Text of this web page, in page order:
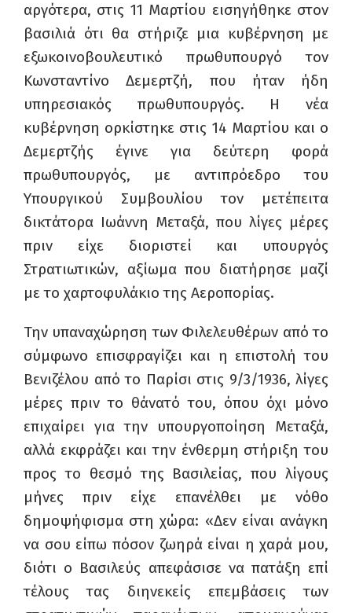
αργότερα, στις 11 Μαρτίου εισηγήθηκε στον
βασιλιά ότι θα στήριζε μια κυβέρνηση με
εξωκοινοβουλευτικό πρωθυπουργό τον
Κωνσταντίνο Δεμερτζή, που ήταν ήδη
υπηρεσιακός πρωθυπουργός. Η νέα
κυβέρνηση ορκίστηκε στις 14 Μαρτίου και ο
Δεμερτζής έγινε για δεύτερη φορά
πρωθυπουργός, με αντιπρόεδρο του
Υπουργικού Συμβουλίου τον μετέπειτα
δικτάτορα Ιωάννη Μεταξά, που λίγες μέρες
πριν είχε διοριστεί και υπουργός
Στρατιωτικών, αξίωμα που διατήρησε μαζί
με το χαρτοφυλάκιο της Αεροπορίας.
Την υπαναχώρηση των Φιλελευθέρων από το
σύμφωνο επισφραγίζει και η επιστολή του
Βενιζέλου από το Παρίσι στις 9/3/1936, λίγες
μέρες πριν το θάνατό του, όπου όχι μόνο
επιχαίρει για την υπουργοποίηση Μεταξά,
αλλά εκφράζει και την ένθερμη στήριξη του
προς το θεσμό της Βασιλείας, που λίγους
μήνες πριν είχε επανέλθει με νόθο
δημοψήφισμα στη χώρα: «Δεν είναι ανάγκη
να σου είπω πόσον ζωηρά είναι η χαρά μου,
διότι ο Βασιλεύς απεφάσισε να πατάξη επί
τέλους τας διηνεκείς επεμβάσεις των